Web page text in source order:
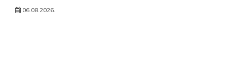
06.08.2026.